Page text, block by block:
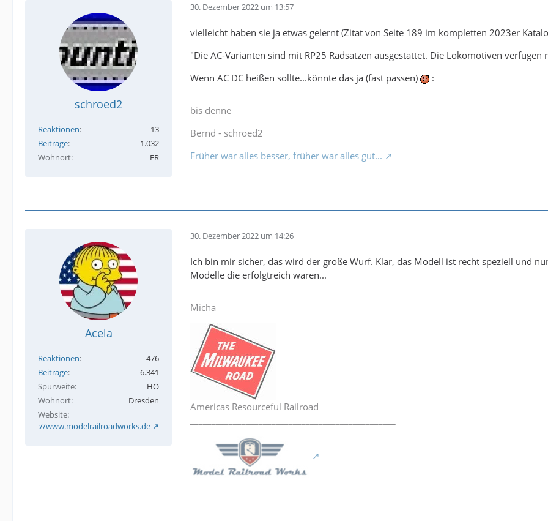
schroed2
Reaktionen
13
Beiträge
1.032
Wohnort
ER
30. Dezember 2022 um 13:57
vielleicht haben sie ja etwas gelernt (Zitat von Seite 189 im kompletten 2023er
"Die AC-Varianten sind mit RP25 Radsätzen ausgestattet. Die Lokomotiven
Wenn AC DC heißen sollte...könnte das ja (fast passen)
:
bis denne
Bernd - schroed2
Früher war alles besser, früher war alles gut...
Acela
Reaktionen
476
Beiträge
6.341
Spurweite
HO
Wohnort
Dresden
Website
http://www.modelrailroadworks.de
30. Dezember 2022 um 14:26
Ich bin mir sicher, das wird der große Wurf. Klar, das Modell ist recht speziell und
Modelle die erfolgtreich waren...
Micha
Americas Resourceful Railroad